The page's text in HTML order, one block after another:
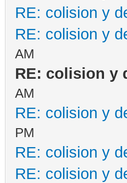
def
#mover
if
RE: colision y
RE: colision y
AM
RE: colision y
AM
RE: colision y
PM
RE: colision y
RE: colision y